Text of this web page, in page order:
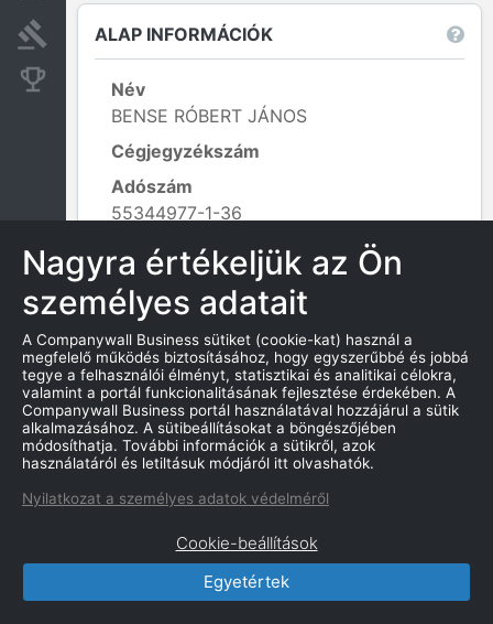
Bírósági eljárások
Konkurens cégek
ALAP INFORMÁCIÓK
Név
BENSE RÓBERT JÁNOS
Cégjegyzékszám
Adószám
55344977-1-36
Alapítás dátuma
2019. 08. 30.
Tevékenység kódja
901102 - Írói, költői tevékenység;
Leaflet |© OpenStreetMap contributors
KAPCSOLATOK
CompanyWall Business © 2026
Felhasználási feltétek | Adatvédelmi szabályzat
Nagyra értékeljük az Ön
személyes adatait
A Companywall Business sütiket (cookie-kat) használ a
megfelelő működés biztosításához, hogy egyszerűbbé és jobbá
tegye a felhasználói élményt, statisztikai és analitikai célokra,
valamint a portál funkcionalitásának fejlesztése érdekében. A
Companywall Business portál használatával hozzájárul a sütik
alkalmazásához. A sütibeállításokat a böngészőjében
módosíthatja. További információk a sütikről, azok
használatáról és letiltásuk módjáról itt olvashatók.
Nyilatkozat a személyes adatok védelméről
Cookie-beállítások
Egyetértek